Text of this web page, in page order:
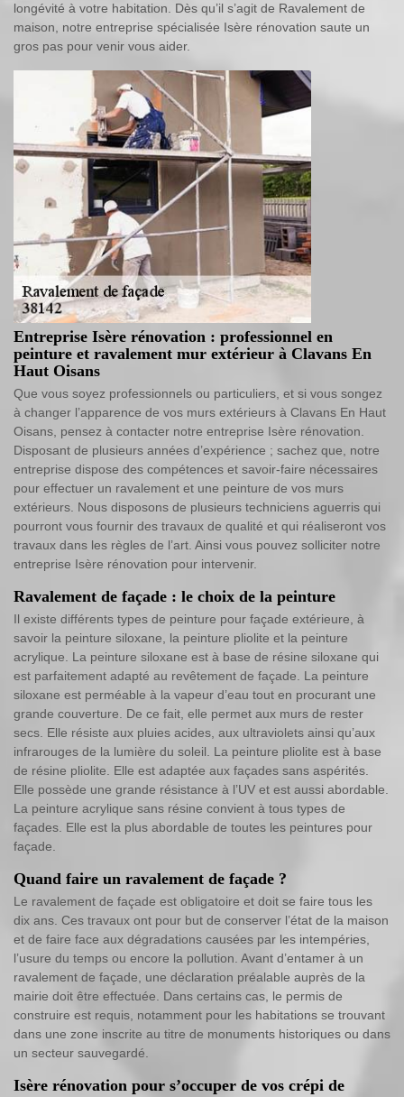
longévité à votre habitation. Dès qu’il s’agit de Ravalement de
maison, notre entreprise spécialisée Isère rénovation saute un
gros pas pour venir vous aider.
Entreprise Isère rénovation : professionnel en
peinture et ravalement mur extérieur à Clavans En
Haut Oisans
Que vous soyez professionnels ou particuliers, et si vous songez
à changer l’apparence de vos murs extérieurs à Clavans En Haut
Oisans, pensez à contacter notre entreprise Isère rénovation.
Disposant de plusieurs années d’expérience ; sachez que, notre
entreprise dispose des compétences et savoir-faire nécessaires
pour effectuer un ravalement et une peinture de vos murs
extérieurs. Nous disposons de plusieurs techniciens aguerris qui
pourront vous fournir des travaux de qualité et qui réaliseront vos
travaux dans les règles de l’art. Ainsi vous pouvez solliciter notre
entreprise Isère rénovation pour intervenir.
Ravalement de façade : le choix de la peinture
Il existe différents types de peinture pour façade extérieure, à
savoir la peinture siloxane, la peinture pliolite et la peinture
acrylique. La peinture siloxane est à base de résine siloxane qui
est parfaitement adapté au revêtement de façade. La peinture
siloxane est perméable à la vapeur d’eau tout en procurant une
grande couverture. De ce fait, elle permet aux murs de rester
secs. Elle résiste aux pluies acides, aux ultraviolets ainsi qu’aux
infrarouges de la lumière du soleil. La peinture pliolite est à base
de résine pliolite. Elle est adaptée aux façades sans aspérités.
Elle possède une grande résistance à l’UV et est aussi abordable.
La peinture acrylique sans résine convient à tous types de
façades. Elle est la plus abordable de toutes les peintures pour
façade.
Quand faire un ravalement de façade ?
Le ravalement de façade est obligatoire et doit se faire tous les
dix ans. Ces travaux ont pour but de conserver l’état de la maison
et de faire face aux dégradations causées par les intempéries,
l’usure du temps ou encore la pollution. Avant d’entamer à un
ravalement de façade, une déclaration préalable auprès de la
mairie doit être effectuée. Dans certains cas, le permis de
construire est requis, notamment pour les habitations se trouvant
dans une zone inscrite au titre de monuments historiques ou dans
un secteur sauvegardé.
Isère rénovation pour s’occuper de vos crépi de